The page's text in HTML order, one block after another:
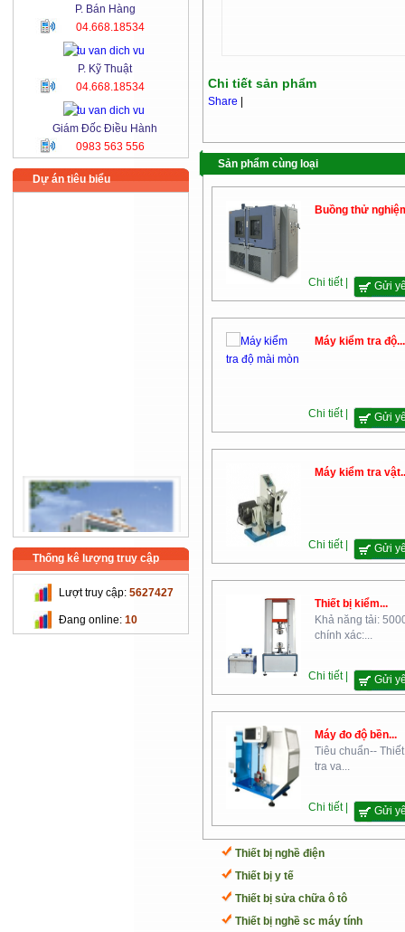
P. Bán Hàng
04.668.18534
P. Kỹ Thuật
04.668.18534
Giám Đốc Điều Hành
0983 563 556
Dự án tiêu biểu
Trường Cao Đẳng Nghề Cơ
Thống kê lượng truy cập
Lượt truy cập: 5627427
Đang online: 10
Chi tiết sản phẩm
Share
Sản phẩm cùng loại
Buồng thử
Chi tiết | Gửi
Máy kiểm tra độ...
Chi tiết | Gửi
Máy kiểm tra
Chi tiết | Gửi
Thiết bị kiểm...
Khả năng tải:
chính xác:...
Chi tiết | Gửi
Máy đo độ bền...
Tiêu chuẩn--
tra va...
Chi tiết | Gửi
Thiết bị nghề điện
Thiết bị y tế
Thiết bị sửa chữa ô tô
Thiết bị nghề sc máy tính